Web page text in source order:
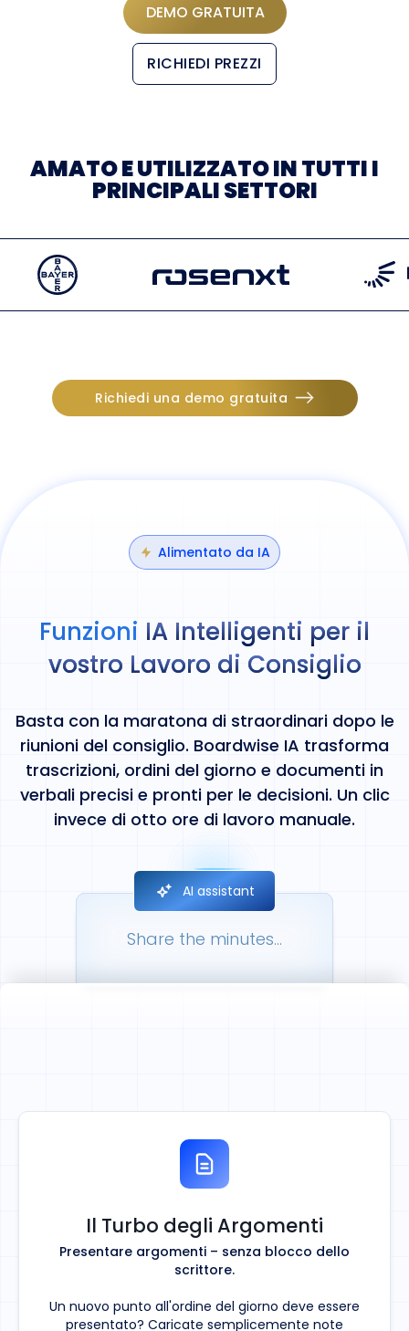
DEMO GRATUITA
RICHIEDI PREZZI
AMATO E UTILIZZATO IN TUTTI I
PRINCIPALI SETTORI
Richiedi una demo gratuita
Alimentato da IA
Funzioni IA Intelligenti per il
vostro Lavoro di Consiglio
Basta con la maratona di straordinari dopo le
riunioni del consiglio. Boardwise IA trasforma
trascrizioni, ordini del giorno e documenti in
verbali precisi e pronti per le decisioni. Un clic
invece di otto ore di lavoro manuale.
AI assistant
Write up the minutes...
AI assistant
Schedule next meeting...
AI assistant
Share the minutes...
Il Turbo degli Argomenti
Presentare argomenti – senza blocco dello
scrittore.
Un nuovo punto all'ordine del giorno deve essere
presentato? Caricate semplicemente note